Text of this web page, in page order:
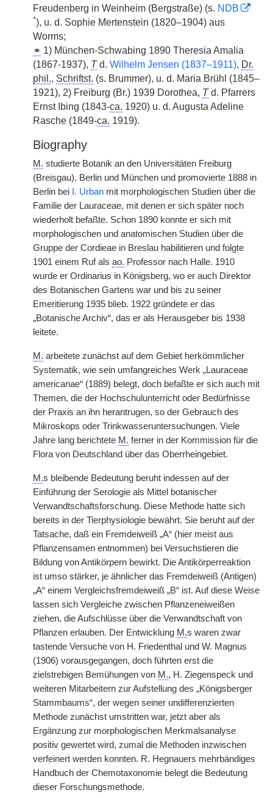
Freudenberg in Weinheim (Bergstraße) (s. NDB
*), u. d. Sophie Mertenstein (1820–1904) aus
Worms;
⚭ 1) München-Schwabing 1890 Theresia Amalia
(1867-1937), Td. Wilhelm Jensen (1837–1911), Dr.
phil., Schriftst. (s. Brummer), u. d. Maria Brühl (1845–
1921), 2) Freiburg (Br.) 1939 Dorothea, Td. Pfarrers
Ernst Ibing (1843-ca. 1920) u. d. Augusta Adeline
Rasche (1849-ca. 1919).
Biography
M. studierte Botanik an den Universitäten Freiburg
(Breisgau), Berlin und München und promovierte 1888 in
Berlin bei I. Urban mit morphologischen Studien über die
Familie der Lauraceae, mit denen er sich später noch
wiederholt befaßte. Schon 1890 konnte er sich mit
morphologischen und anatomischen Studien über die
Gruppe der Cordieae in Breslau habilitieren und folgte
1901 einem Ruf als ao. Professor nach Halle. 1910
wurde er Ordinarius in Königsberg, wo er auch Direktor
des Botanischen Gartens war und bis zu seiner
Emeritierung 1935 blieb. 1922 gründete er das
„Botanische Archiv“, das er als Herausgeber bis 1938
leitete.
M. arbeitete zunächst auf dem Gebiet herkömmlicher
Systematik, wie sein umfangreiches Werk „Lauraceae
americanae“ (1889) belegt, doch befaßte er sich auch mit
Themen, die der Hochschulunterricht oder Bedürfnisse
der Praxis an ihn herantrugen, so der Gebrauch des
Mikroskops oder Trinkwasseruntersuchungen. Viele
Jahre lang berichtete M. ferner in der Kommission für die
Flora von Deutschland über das Oberrheingebiet.
M.s bleibende Bedeutung beruht indessen auf der
Einführung der Serologie als Mittel botanischer
Verwandtschaftsforschung. Diese Methode hatte sich
bereits in der Tierphysiologie bewährt. Sie beruht auf der
Tatsache, daß ein Fremdeiweiß „A“ (hier meist aus
Pflanzensamen entnommen) bei Versuchstieren die
Bildung von Antikörpern bewirkt. Die Antikörperreaktion
ist umso stärker, je ähnlicher das Fremdeiweiß (Antigen)
„A“ einem Vergleichsfremdeiweiß „B“ ist. Auf diese Weise
lassen sich Vergleiche zwischen Pflanzeneiweißen
ziehen, die Aufschlüsse über die Verwandtschaft von
Pflanzen erlauben. Der Entwicklung M.s waren zwar
tastende Versuche von H. Friedenthal und W. Magnus
(1906) vorausgegangen, doch führten erst die
zielstrebigen Bemühungen von M., H. Ziegenspeck und
weiteren Mitarbeitern zur Aufstellung des „Königsberger
Stammbaums“, der wegen seiner undifferenzierten
Methode zunächst umstritten war, jetzt aber als
Ergänzung zur morphologischen Merkmalsanalyse
positiv gewertet wird, zumal die Methoden inzwischen
verfeinert werden konnten. R. Hegnauers mehrbändiges
Handbuch der Chemotaxonomie belegt die Bedeutung
dieser Forschungsmethode.